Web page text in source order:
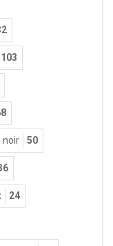
103
noir 50
24